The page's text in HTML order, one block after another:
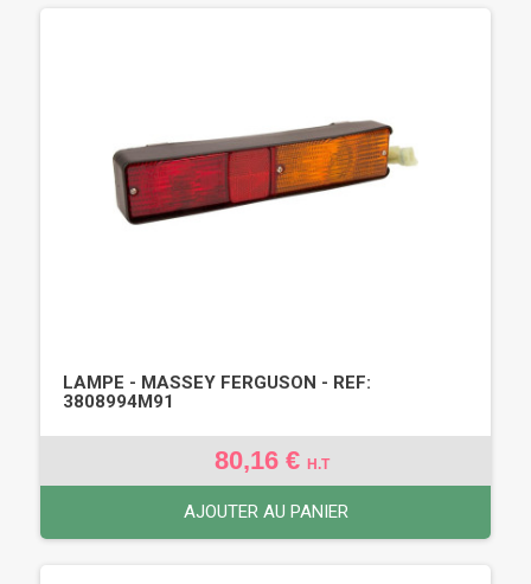
LAMPE - MASSEY FERGUSON - REF:
3808994M91
80,16 € H.T
AJOUTER AU PANIER